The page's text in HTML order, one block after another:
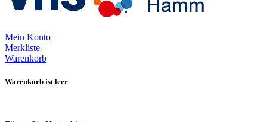
Mein Konto
Merkliste
Warenkorb
Warenkorb ist leer